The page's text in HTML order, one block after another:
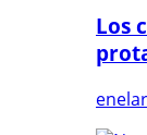
Los